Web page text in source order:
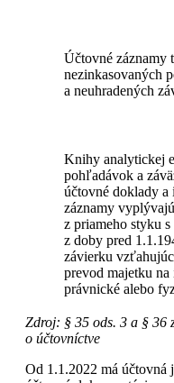
Účtovné záznamy
nezinkasovaných
a neuhradených
Knihy analytickej
pohľadávok a
účtovné doklady a
záznamy
z priameho styku
z doby pred
závierku
prevod majetku na
právnické alebo
Zdroj: § 35 ods. 3 a § 36
o účtovníctve
Od 1.1.2022 má účtovná